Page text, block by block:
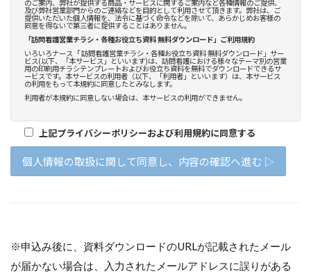
※申込み後に、資料ダウンロードのURLが記載されたメール
が届かない場合は、入力されたメールアドレスに誤りがある